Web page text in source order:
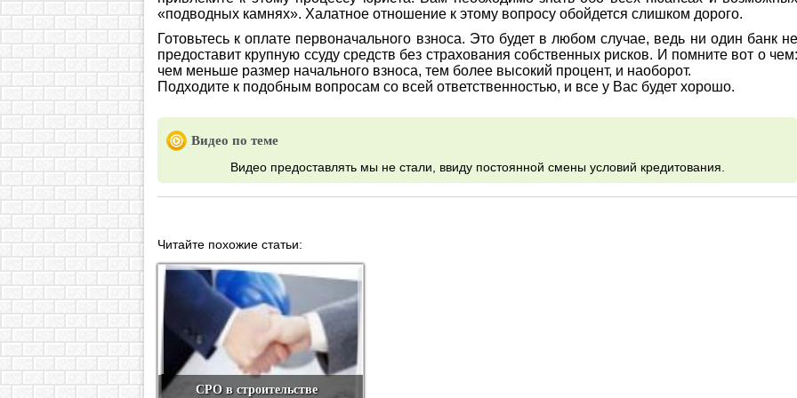
«подводных камнях». Халатное отношение к этому вопросу обойдется слишком дорого.
Готовьтесь к оплате первоначального взноса. Это будет в любом случае, ведь ни один банк не
предоставит крупную ссуду средств без страхования собственных рисков. И помните вот о чем:
чем меньше размер начального взноса, тем более высокий процент, и наоборот.
Подходите к подобным вопросам со всей ответственностью, и все у Вас будет хорошо.
Видео по теме
Видео предоставлять мы не стали, ввиду постоянной смены условий кредитования.
Читайте похожие статьи:
СРО в строительстве